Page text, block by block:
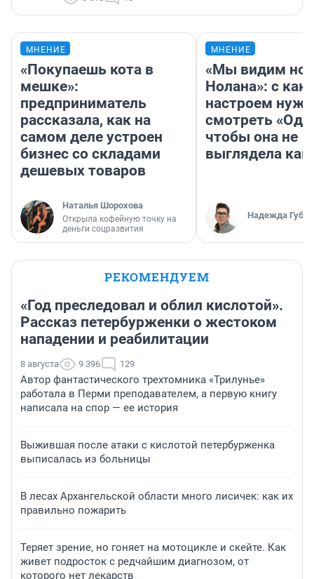
МНЕНИЕ
«Покупаешь кота в
мешке»:
предприниматель
рассказала, как на
самом деле устроен
бизнес со складами
дешевых товаров
Наталья Шорохова
Открыла кофейную точку на
деньги соцразвития
МНЕНИЕ
«Мы видим
Нолана»: с
настроем
смотреть
чтобы она не
выглядела как
Надежда
РЕКОМЕНДУЕМ
«Год преследовал и облил кислотой».
Рассказ петербурженки о жестоком
нападении и реабилитации
8 августа 9 396 129
Автор фантастического трехтомника «Трилунье»
работала в Перми преподавателем, а первую книгу
написала на спор — ее история
Выжившая после атаки с кислотой петербурженка
выписалась из больницы
В лесах Архангельской области много лисичек: как их
правильно пожарить
Теряет зрение, но гоняет на мотоцикле и скейте. Как
живет подросток с редчайшим диагнозом, от
которого нет лекарств